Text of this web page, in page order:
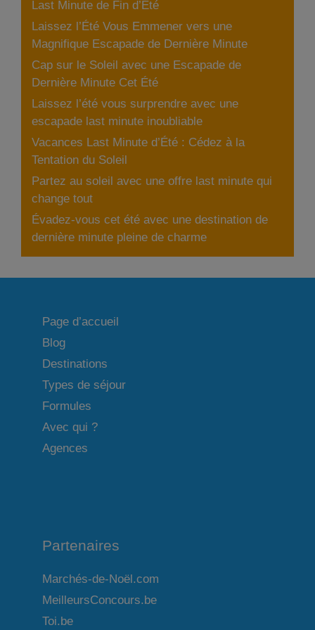
Last Minute de Fin d’Été
Laissez l’Été Vous Emmener vers une
Magnifique Escapade de Dernière Minute
Cap sur le Soleil avec une Escapade de
Dernière Minute Cet Été
Laissez l’été vous surprendre avec une
escapade last minute inoubliable
Vacances Last Minute d’Été : Cédez à la
Tentation du Soleil
Partez au soleil avec une offre last minute qui
change tout
Évadez-vous cet été avec une destination de
dernière minute pleine de charme
Page d’accueil
Blog
Destinations
Types de séjour
Formules
Avec qui ?
Agences
Partenaires
Marchés-de-Noël.com
MeilleursConcours.be
Toi.be